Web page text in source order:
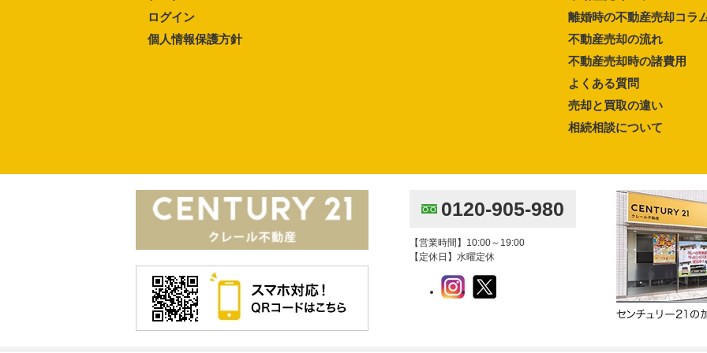
ログイン
個人情報保護方針
離婚時の不動産売却コラ
不動産売却の流れ
不動産売却時の諸費用
よくある質問
売却と買取の違い
相続相談について
0120-905-980
【営業時間】10:00～19:00
【定休日】水曜定休